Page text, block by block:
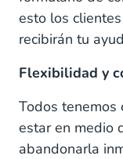
esto los
recibirán tu
Flexibilidad y
Todos tenemos
estar en medio
abandonarla